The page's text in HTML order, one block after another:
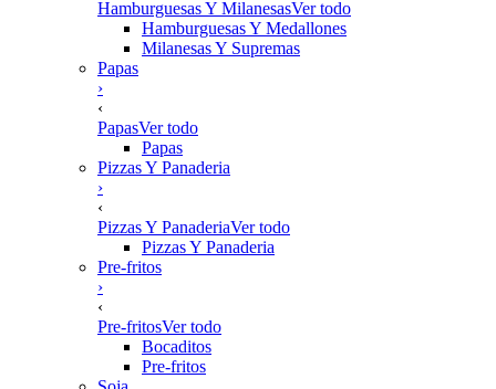
Hamburguesas Y MilanesasVer todo
Hamburguesas Y Medallones
Milanesas Y Supremas
Papas
›
‹
PapasVer todo
Papas
Pizzas Y Panaderia
›
‹
Pizzas Y PanaderiaVer todo
Pizzas Y Panaderia
Pre-fritos
›
‹
Pre-fritosVer todo
Bocaditos
Pre-fritos